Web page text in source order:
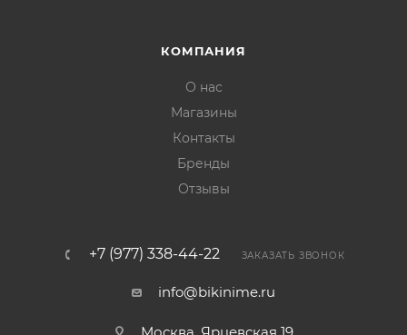
КОМПАНИЯ
О нас
Магазины
Контакты
Бренды
Отзывы
+7 (977) 338-44-22 ЗАКАЗАТЬ ЗВОНОК
info@bikinime.ru